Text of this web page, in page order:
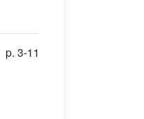
p. 3-11